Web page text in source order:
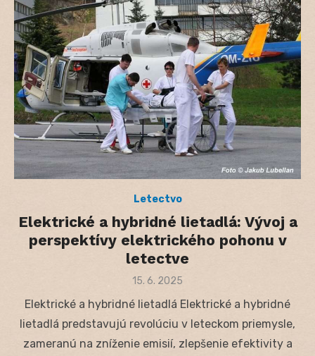
Letectvo
Elektrické a hybridné lietadlá: Vývoj a
perspektívy elektrického pohonu v
letectve
Posted
15. 6. 2025
Elektrické a hybridné lietadlá Elektrické a hybridné
lietadlá predstavujú revolúciu v leteckom priemysle,
zameranú na zníženie emisií, zlepšenie efektivity a